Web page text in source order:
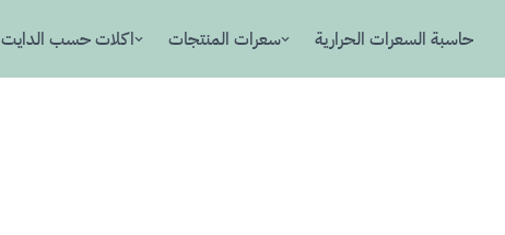
حاسبة السعرات الحرارية سعرات المنتجات اكلات حسب الدايت